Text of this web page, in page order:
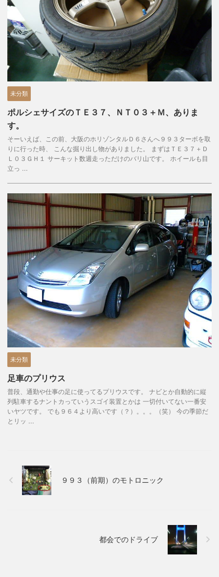
未分類
ポルシェサイズのＴＥ３７、ＮＴ０３＋Ｍ、ありま
す。
そーいえば、この前、大阪のホリゾンタルＤ６さんへ９９３ターボを取
りに行った時、 こんな掘り出し物がありました。 まずはＴＥ３７＋Ｄ
Ｌ０３ＧＨ１ サーキット数週走っただけのバリ山です。 ホイールも目
立っ ...
未分類
足車のプリウス
普段、通勤や仕事の足に使ってるプリウスです。 ナビとか自動的に縦
列駐車するナントカっていうスゴイ装置とかは 一切付いてない一番安
いヤツです。 でも９６４より高いです（？）。。。（笑） 今の季節だ
とリッ ...
９９３（前期）のモトロニック
都会でのドライブ